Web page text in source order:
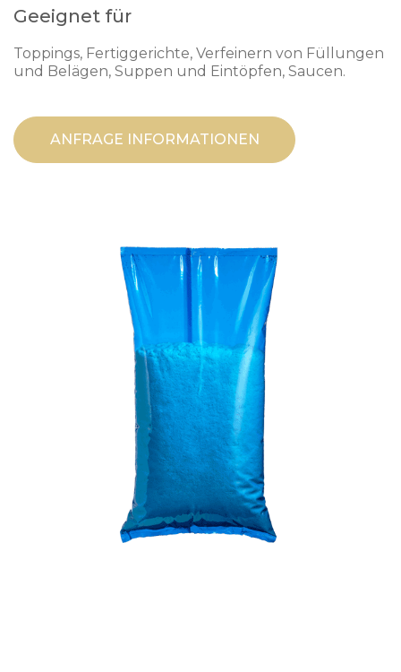
Geeignet für
Toppings, Fertiggerichte, Verfeinern von Füllungen
und Belägen, Suppen und Eintöpfen, Saucen.
ANFRAGE INFORMATIONEN